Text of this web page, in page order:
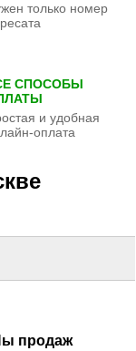
только номер
СПОСОБЫ
и удобная
оплата
продаж